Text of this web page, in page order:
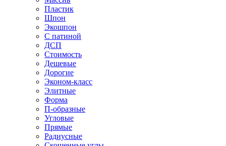
Пластик
Шпон
Экошпон
С патиной
ДСП
Стоимость
Дешевые
Дорогие
Эконом-класс
Элитные
Форма
П-образные
Угловые
Прямые
Радиусные